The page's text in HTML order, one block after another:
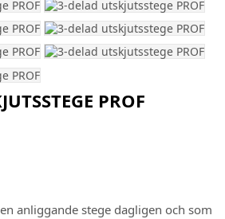
PROF
anliggande stege dagligen och som